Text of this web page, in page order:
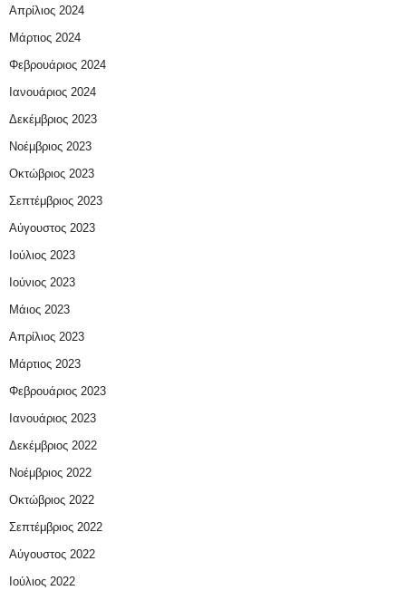
Απρίλιος 2024
Μάρτιος 2024
Φεβρουάριος 2024
Ιανουάριος 2024
Δεκέμβριος 2023
Νοέμβριος 2023
Οκτώβριος 2023
Σεπτέμβριος 2023
Αύγουστος 2023
Ιούλιος 2023
Ιούνιος 2023
Μάιος 2023
Απρίλιος 2023
Μάρτιος 2023
Φεβρουάριος 2023
Ιανουάριος 2023
Δεκέμβριος 2022
Νοέμβριος 2022
Οκτώβριος 2022
Σεπτέμβριος 2022
Αύγουστος 2022
Ιούλιος 2022